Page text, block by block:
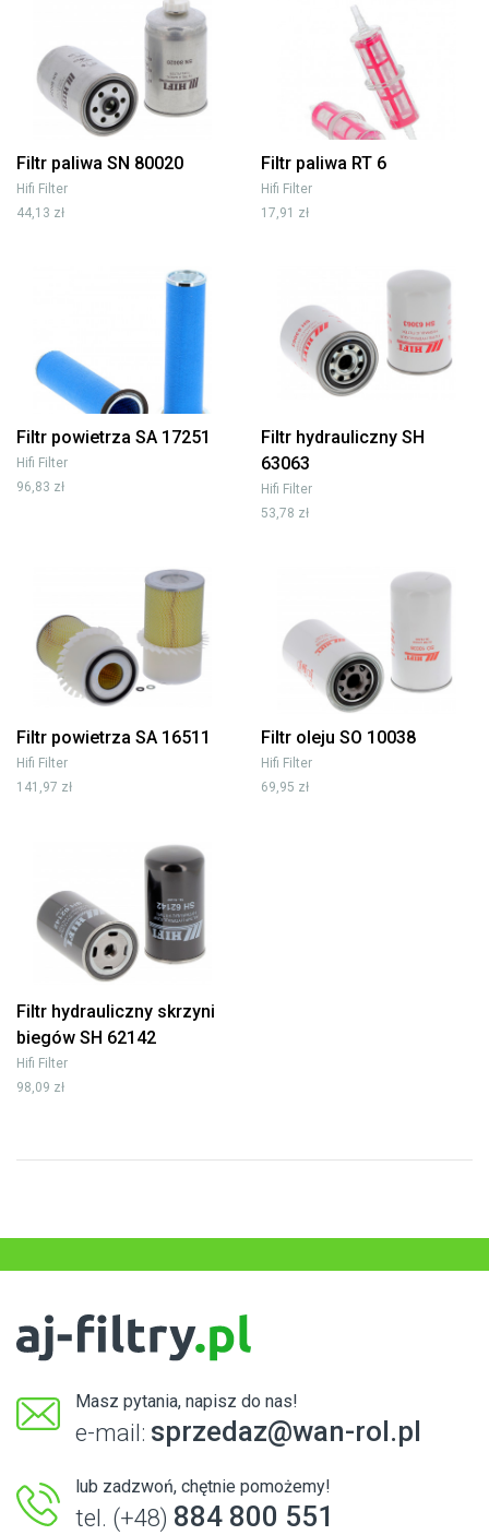
Filtr paliwa SN 80020
Hifi Filter
44,13 zł
Filtr paliwa RT 6
Hifi Filter
17,91 zł
Filtr powietrza SA 17251
Hifi Filter
96,83 zł
Filtr hydrauliczny SH
63063
Hifi Filter
53,78 zł
Filtr powietrza SA 16511
Hifi Filter
141,97 zł
Filtr oleju SO 10038
Hifi Filter
69,95 zł
Filtr hydrauliczny skrzyni
biegów SH 62142
Hifi Filter
98,09 zł
Masz pytania, napisz do nas!
e-mail: sprzedaz@wan-rol.pl
lub zadzwoń, chętnie pomożemy!
tel. (+48) 884 800 551